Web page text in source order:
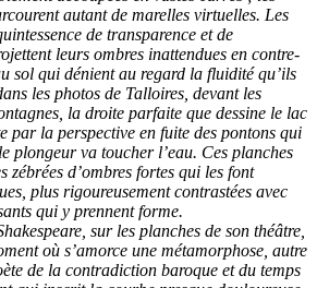
autant de marelles virtuelles. Les
de transparence et de
leurs ombres inattendues en contre-
sol qui dénient au regard la fluidité qu’ils
les photos de Talloires, devant les
la droite parfaite que dessine le lac
par la perspective en fuite des pontons qui
plongeur va toucher l’eau. Ces planches
zébrées d’ombres fortes qui les font
plus rigoureusement contrastées avec
qui y prennent forme.
sur les planches de son théâtre,
où s’amorce une métamorphose, autre
de la contradiction baroque et du temps